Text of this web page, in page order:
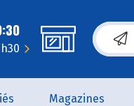
Magazines